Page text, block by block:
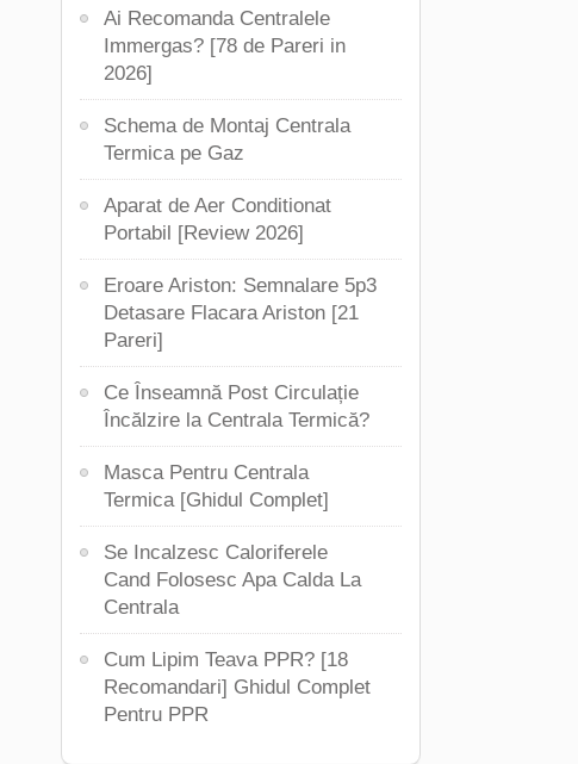
Ai Recomanda Centralele
Immergas? [78 de Pareri in
2026]
Schema de Montaj Centrala
Termica pe Gaz
Aparat de Aer Conditionat
Portabil [Review 2026]
Eroare Ariston: Semnalare 5p3
Detasare Flacara Ariston [21
Pareri]
Ce Înseamnă Post Circulație
Încălzire la Centrala Termică?
Masca Pentru Centrala
Termica [Ghidul Complet]
Se Incalzesc Caloriferele
Cand Folosesc Apa Calda La
Centrala
Cum Lipim Teava PPR? [18
Recomandari] Ghidul Complet
Pentru PPR